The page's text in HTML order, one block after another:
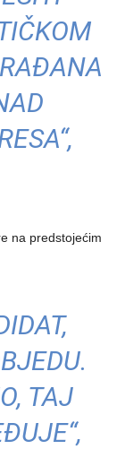
na predstojećim
TAJ